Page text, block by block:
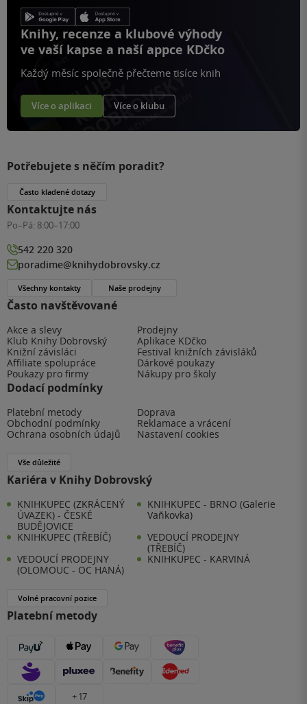
Knihy, recenze a klubové výhody
ve vaší kapse a naší appce KDčko
Každý měsíc společně přečteme tisíce knih
Více o aplikaci Více o klubu
Často navštěvované
Akce a slevy
Prodejny
Klub Knihy Dobrovský
Aplikace KDčko
Knižní závisláci
Festival knižních závisláků
Affiliate spolupráce
Dárkové poukazy
Poukazy pro firmy
Nákupy pro školy
Dodací podmínky
Platební metody
Doprava
Obchodní podmínky
Reklamace a vrácení
Ochrana osobních údajů
Nastavení cookies
Vše důležité
Kariéra v Knihy Dobrovský
KNIHKUPEC (ZKRÁCENÝ
ÚVAZEK) - ČESKÉ
BUDĚJOVICE
KNIHKUPEC - BRNO (Galerie
Vaňkovka)
KNIHKUPEC (TŘEBÍČ)
VEDOUCÍ PRODEJNY
(TŘEBÍČ)
VEDOUCÍ PRODEJNY
(OLOMOUC - OC HANÁ)
KNIHKUPEC - KARVINÁ
Volné pracovní pozice
Platební metody
+ 17
Potřebujete s něčím poradit?
Často kladené dotazy
Kontaktujte nás
Po–Pá: 8:00–17:00
542 220 320
poradime@knihydobrovsky.cz
Všechny kontakty Naše prodejny